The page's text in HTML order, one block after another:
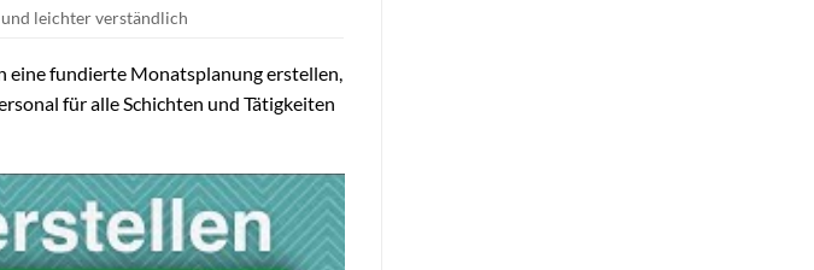
leichter verständlich
eine fundierte Monatsplanung erstellen,
für alle Schichten und Tätigkeiten